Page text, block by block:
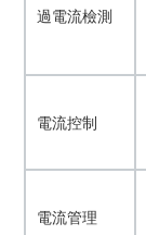
過電流檢測
電流控制
電流管理